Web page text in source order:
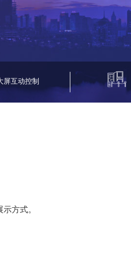
屏互动控制
方式。